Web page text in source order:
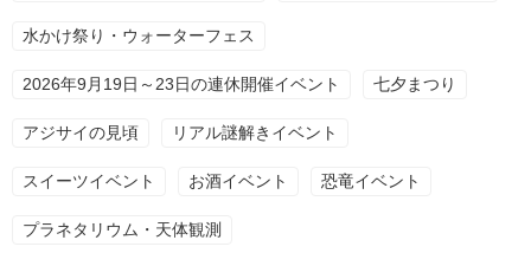
水かけ祭り・ウォーターフェス
2026年9月19日～23日の連休開催イベント 七夕まつり
アジサイの見頃 リアル謎解きイベント
スイーツイベント お酒イベント 恐竜イベント
プラネタリウム・天体観測